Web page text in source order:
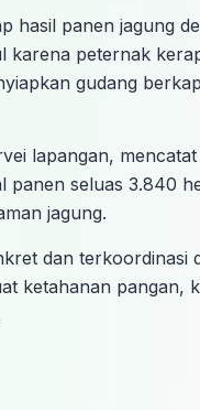
hasil panen jagung
peternak
gudang
lapangan,
seluas 3.840
jagung.
dan terkoordinasi
ketahanan pangan,